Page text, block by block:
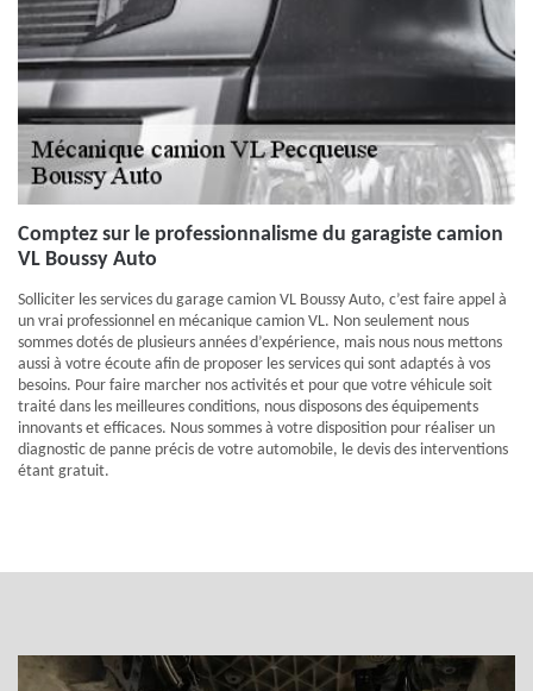
Comptez sur le professionnalisme du garagiste camion
VL Boussy Auto
Solliciter les services du garage camion VL Boussy Auto, c’est faire appel à
un vrai professionnel en mécanique camion VL. Non seulement nous
sommes dotés de plusieurs années d’expérience, mais nous nous mettons
aussi à votre écoute afin de proposer les services qui sont adaptés à vos
besoins. Pour faire marcher nos activités et pour que votre véhicule soit
traité dans les meilleures conditions, nous disposons des équipements
innovants et efficaces. Nous sommes à votre disposition pour réaliser un
diagnostic de panne précis de votre automobile, le devis des interventions
étant gratuit.